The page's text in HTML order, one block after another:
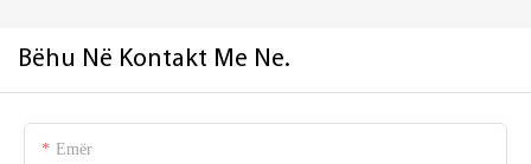
Bëhu Në Kontakt Me Ne.
Emër